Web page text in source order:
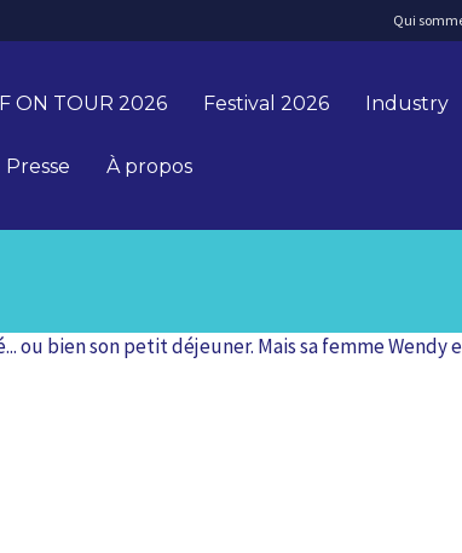
Qui
ON TOUR 2026 Festival 2026 Industry
Presse À propos
bien son petit déjeuner. Mais sa femme Wendy